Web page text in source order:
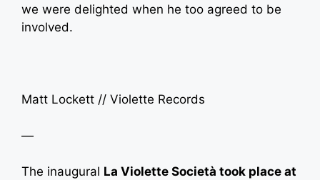
we were delighted when he too agreed to be
involved.
Matt Lockett // Violette Records
—
The inaugural La Violette Società took place at